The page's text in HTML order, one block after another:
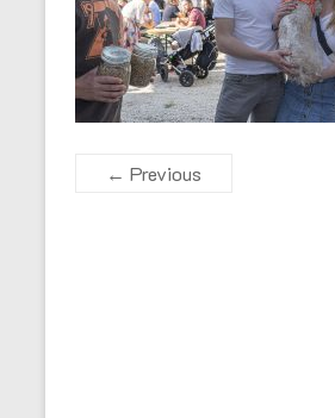
← Previous